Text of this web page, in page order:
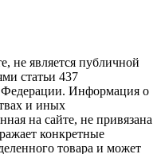
не является публичной
статьи 437
Федерации. Информация о
и иных
на сайте, не привязана
конкретные
товара и может